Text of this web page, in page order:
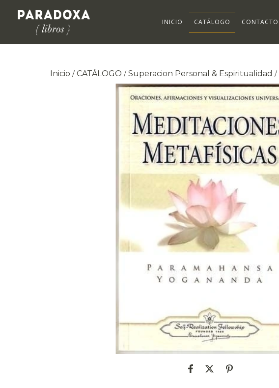
INICIO CATÁLOGO CONTACTO
Inicio / CATÁLOGO / Superacion Personal & Espiritualidad /